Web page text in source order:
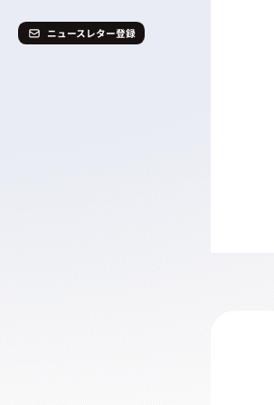
ニュースレター登録